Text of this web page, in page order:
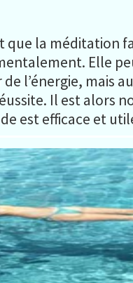
que la méditation
Elle
l’énergie, mais
Il est alors
est efficace et